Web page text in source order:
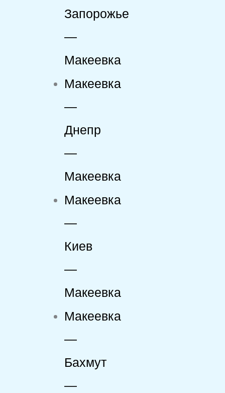
Запорожье
—
Макеевка
Макеевка
—
Днепр
—
Макеевка
Макеевка
—
Киев
—
Макеевка
Макеевка
—
Бахмут
—